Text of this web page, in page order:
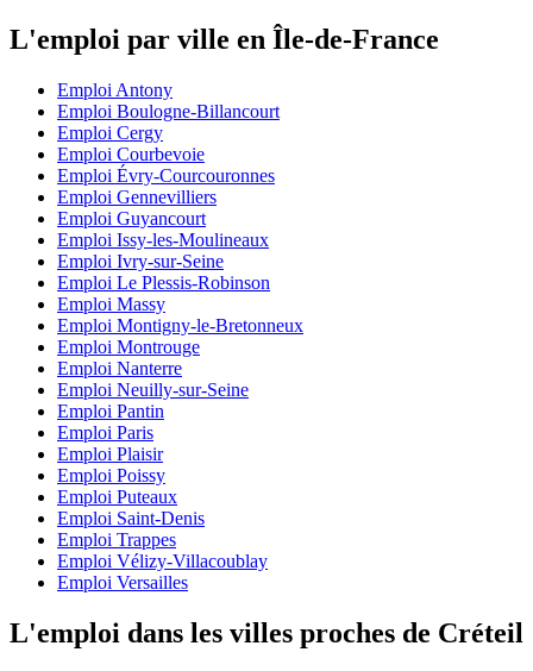
L'emploi par ville en Île-de-France
Emploi Antony
Emploi Boulogne-Billancourt
Emploi Cergy
Emploi Courbevoie
Emploi Évry-Courcouronnes
Emploi Gennevilliers
Emploi Guyancourt
Emploi Issy-les-Moulineaux
Emploi Ivry-sur-Seine
Emploi Le Plessis-Robinson
Emploi Massy
Emploi Montigny-le-Bretonneux
Emploi Montrouge
Emploi Nanterre
Emploi Neuilly-sur-Seine
Emploi Pantin
Emploi Paris
Emploi Plaisir
Emploi Poissy
Emploi Puteaux
Emploi Saint-Denis
Emploi Trappes
Emploi Vélizy-Villacoublay
Emploi Versailles
L'emploi dans les villes proches de Créteil